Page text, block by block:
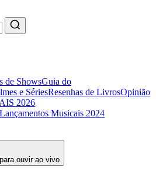
de ShowsGuia do
e SériesResenhas de LivrosOpinião
2026
Lançamentos Musicais 2024
ouvir ao vivo